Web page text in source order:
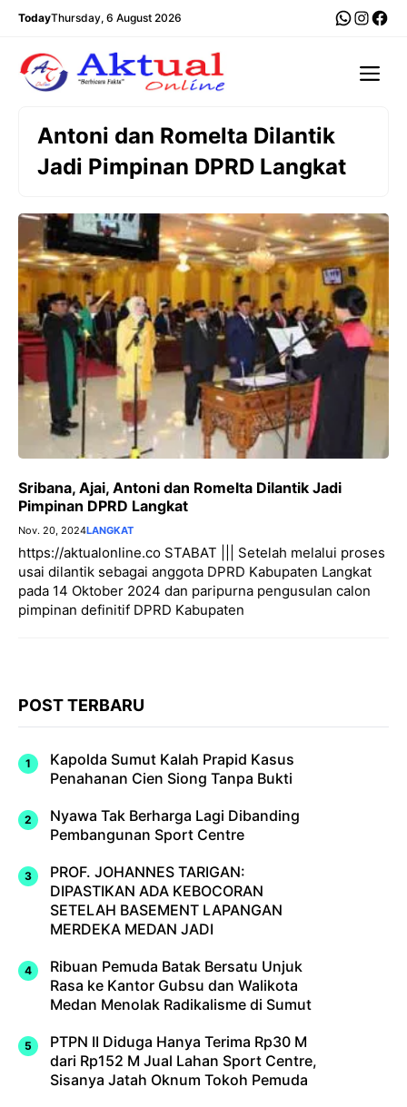
Langsung
TodayThursday, 6 August 2026
Antoni dan Romelta Dilantik
Jadi Pimpinan DPRD Langkat
Sribana, Ajai, Antoni dan Romelta Dilantik Jadi
Pimpinan DPRD Langkat
Nov. 20, 2024LANGKAT
https://aktualonline.co STABAT ||| Setelah melalui proses
usai dilantik sebagai anggota DPRD Kabupaten Langkat
pada 14 Oktober 2024 dan paripurna pengusulan calon
pimpinan definitif DPRD Kabupaten
POST TERBARU
Kapolda Sumut Kalah Prapid Kasus
Penahanan Cien Siong Tanpa Bukti
Nyawa Tak Berharga Lagi Dibanding
Pembangunan Sport Centre
PROF. JOHANNES TARIGAN:
DIPASTIKAN ADA KEBOCORAN
SETELAH BASEMENT LAPANGAN
MERDEKA MEDAN JADI
Ribuan Pemuda Batak Bersatu Unjuk
Rasa ke Kantor Gubsu dan Walikota
Medan Menolak Radikalisme di Sumut
PTPN II Diduga Hanya Terima Rp30 M
dari Rp152 M Jual Lahan Sport Centre,
Sisanya Jatah Oknum Tokoh Pemuda